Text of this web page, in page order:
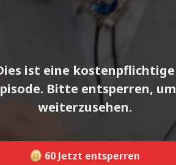
ist eine kostenpflichtige
Bitte entsperren, um
weiterzusehen.
60 Jetzt entsperren